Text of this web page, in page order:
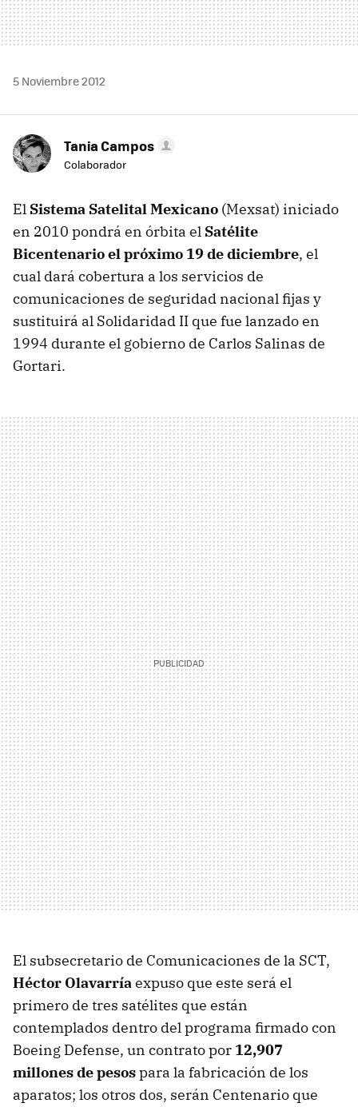
5 Noviembre 2012
Tania Campos
Colaborador
El Sistema Satelital Mexicano (Mexsat) iniciado
en 2010 pondrá en órbita el Satélite
Bicentenario el próximo 19 de diciembre, el
cual dará cobertura a los servicios de
comunicaciones de seguridad nacional fijas y
sustituirá al Solidaridad II que fue lanzado en
1994 durante el gobierno de Carlos Salinas de
Gortari.
El subsecretario de Comunicaciones de la SCT,
Héctor Olavarríaexpuso que este será el
primero de tres satélites que están
contemplados dentro del programa firmado con
Boeing Defense, un contrato por 12,907
millones de pesospara la fabricación de los
aparatos; los otros dos, serán Centenario que